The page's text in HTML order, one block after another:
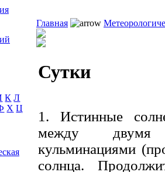
К Л
Х Ц
Главная
Сутки
1. Истинные
между двумя
кульминациями
солнца.